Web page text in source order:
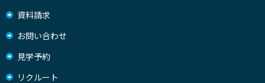
資料請求
お問い合わせ
見学予約
リクルート